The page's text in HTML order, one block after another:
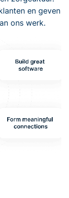
en geven
ons werk.